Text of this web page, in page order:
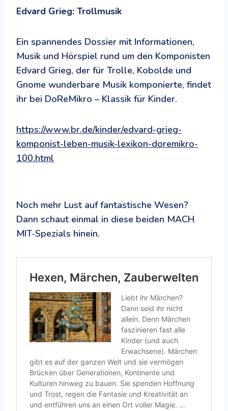
Edvard Grieg: Trollmusik
Ein spannendes Dossier mit Informationen,
Musik und Hörspiel rund um den Komponisten
Edvard Grieg, der für Trolle, Kobolde und
Gnome wunderbare Musik komponierte, findet
ihr bei DoReMikro – Klassik für Kinder.
https://www.br.de/kinder/edvard-grieg-
komponist-leben-musik-lexikon-doremikro-
100.html
Noch mehr Lust auf fantastische Wesen?
Dann schaut einmal in diese beiden MACH
MIT-Spezials hinein.